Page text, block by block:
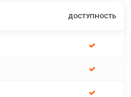
ДОСТУПНОСТЬ